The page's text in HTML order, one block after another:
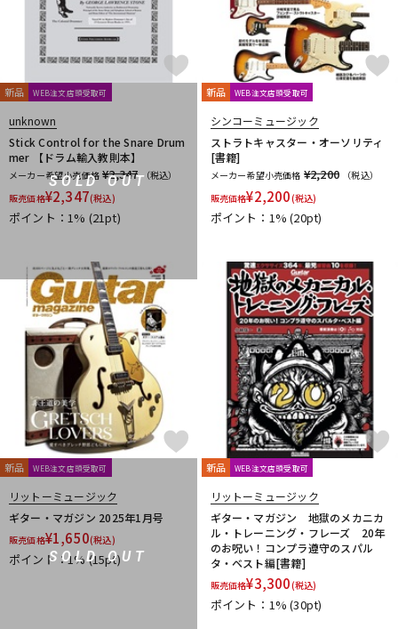
春日 杉原書店 青い鳥∞黄い蜂 日本娯楽
名城商会
明和電機
Alfred
M.Baron
m.guitar craft works
Boosey And Hawkes
Universal
Salabert Durand
Leduc
Dr.Case
Schott Music Billaudot
Marc Reift
Max Eschig
Southern Music Bote And Bock
International Music
Edition Wilhelm Hansen
Asterope
Rubank
日本アコースティックレコーズ
Cable Cup
Richard Schauer
ぼっち・ざ・ろっく！
ドレミ楽譜出版社
De Haske デプロMP
GRAYZONE
AURORA STRINGS
Chester Music
Lydke Musikverlag
Theodore Presser
Groove Garage
AQUBE MUSIC PRODUCTS
Ergo Straps
SOLD OUT
新品 WEB注文店頭受取可
unknown
Stick Control for the Snare Drum
mer 【ドラム輸入教則本】
メーカー希望小売価格 ¥2,347 （税込）
販売価格¥2,347(税込)
ポイント：1% (21pt)
新品 WEB注文店頭受取可
シンコーミュージック
ストラトキャスター・オーソリティ
[書籍]
メーカー希望小売価格 ¥2,200
（税込）
販売価格¥2,200(税込)
ポイント：1%(20pt)
SOLD OUT
新品 WEB注文店頭受取可
リットーミュージック
ギター・マガジン 2025年1月号
販売価格¥1,650(税込)
ポイント：1%(15pt)
新品 WEB注文店頭受取可
リットーミュージック
ギター・マガジン 地獄のメカニカ
ル・トレーニング・フレーズ 20年
のお呪い！コンプラ遵守のスパル
タ・ベスト編[書籍]
販売価格¥3,300(税込)
ポイント：1%(30pt)